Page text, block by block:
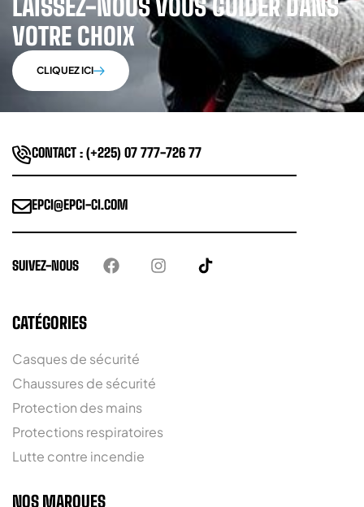
LAISSEZ-NOUS VOUS GUIDER DANS
VOTRE CHOIX
CLIQUEZ ICI
CONTACT : (+225) 07 777-726 77
EPCI@EPCI-CI.COM
SUIVEZ-NOUS
CATÉGORIES
Casques de sécurité
Chaussures de sécurité
Protection des mains
Protections respiratoires
Lutte contre incendie
NOS MARQUES